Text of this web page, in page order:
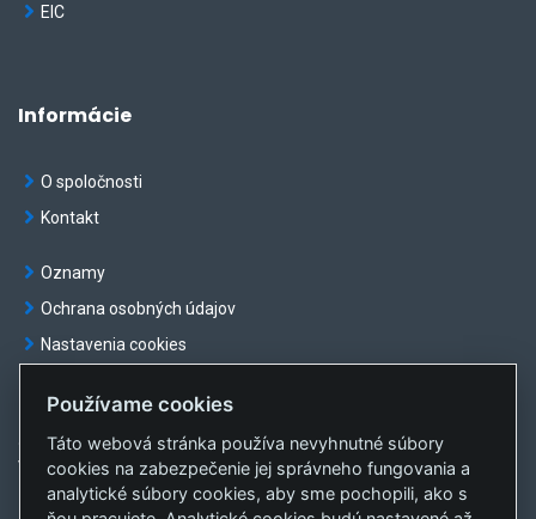
EIC
Informácie
O spoločnosti
Kontakt
Oznamy
Ochrana osobných údajov
Nastavenia cookies
© OKTE, a.s. Všetky práva vyhradené
Vytvorilasféra, a.s.
Používame cookies
Táto webová stránka používa nevyhnutné súbory
cookies na zabezpečenie jej správneho fungovania a
analytické súbory cookies, aby sme pochopili, ako s